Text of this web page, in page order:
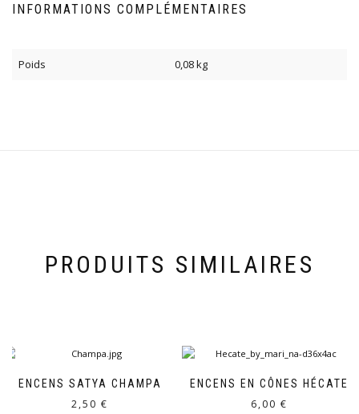
INFORMATIONS COMPLÉMENTAIRES
Poids 0,08 kg
PRODUITS SIMILAIRES
ENCENS SATYA CHAMPA
2,50 €
ENCENS EN CÔNES HÉCATE
6,00 €